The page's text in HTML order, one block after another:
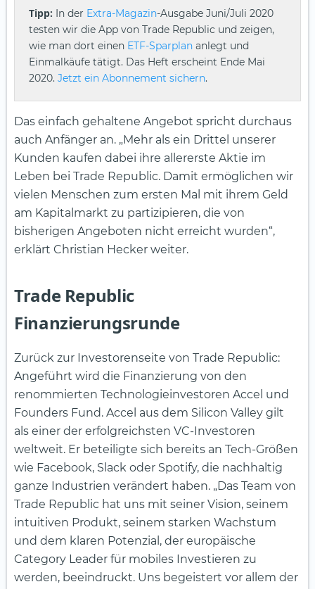
Tipp: In der Extra-Magazin-Ausgabe Juni/Juli 2020
testen wir die App von Trade Republic und zeigen,
wie man dort einen ETF-Sparplan anlegt und
Einmalkäufe tätigt. Das Heft erscheint Ende Mai
2020. Jetzt ein Abonnement sichern.
Das einfach gehaltene Angebot spricht durchaus
auch Anfänger an. „Mehr als ein Drittel unserer
Kunden kaufen dabei ihre allererste Aktie im
Leben bei Trade Republic. Damit ermöglichen wir
vielen Menschen zum ersten Mal mit ihrem Geld
am Kapitalmarkt zu partizipieren, die von
bisherigen Angeboten nicht erreicht wurden“,
erklärt Christian Hecker weiter.
Trade Republic
Finanzierungsrunde
Zurück zur Investorenseite von Trade Republic:
Angeführt wird die Finanzierung von den
renommierten Technologieinvestoren Accel und
Founders Fund. Accel aus dem Silicon Valley gilt
als einer der erfolgreichsten VC-Investoren
weltweit. Er beteiligte sich bereits an Tech-Größen
wie Facebook, Slack oder Spotify, die nachhaltig
ganze Industrien verändert haben. „Das Team von
Trade Republic hat uns mit seiner Vision, seinem
intuitiven Produkt, seinem starken Wachstum
und dem klaren Potenzial, der europäische
Category Leader für mobiles Investieren zu
werden, beeindruckt. Uns begeistert vor allem der